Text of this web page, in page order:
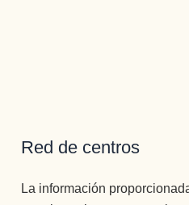
Red de centros
La información